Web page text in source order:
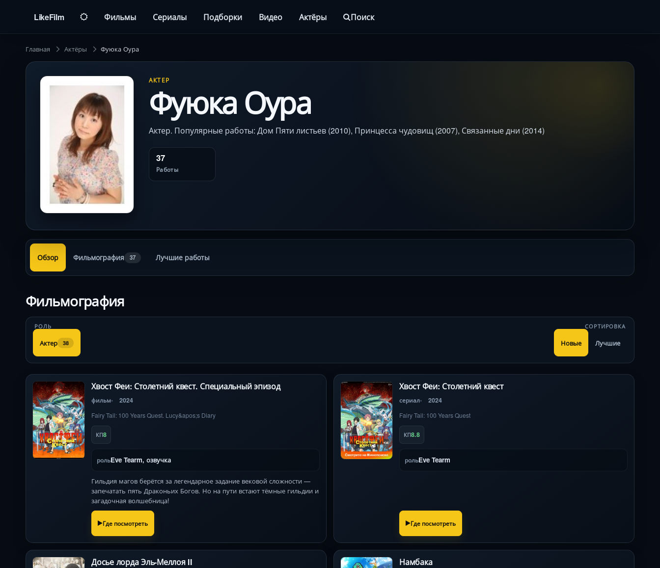
LikeFilm Фильмы Сериалы Подборки Видео Актёры Поиск
Главная Актёры Фуюка Оура
АКТЕР
Фуюка Оура
Актер. Популярные работы: Дом Пяти листьев (2010), Принцесса чудовищ (2007), Связанные дни (2014)
37
Работы
Обзор Фильмография 37 Лучшие работы
Фильмография
РОЛЬ
Актер 38
СОРТИРОВКА
Новые Лучшие
Хвост Феи: Столетний квест. Специальный эпизод
фильм 2024
Fairy Tail: 100 Years Quest. Lucy&apos;s Diary
КП8
рольEve Tearm, озвучка
Гильдия магов берётся за легендарное задание вековой сложности —
запечатать пять Драконьих Богов. Но на пути встают тёмные гильдии и
загадочная волшебница!
Где посмотреть
Хвост Феи: Столетний квест
сериал 2024
Fairy Tail: 100 Years Quest
КП8.8
рольEve Tearm
Где посмотреть
Досье лорда Эль-Меллоя II Намбака